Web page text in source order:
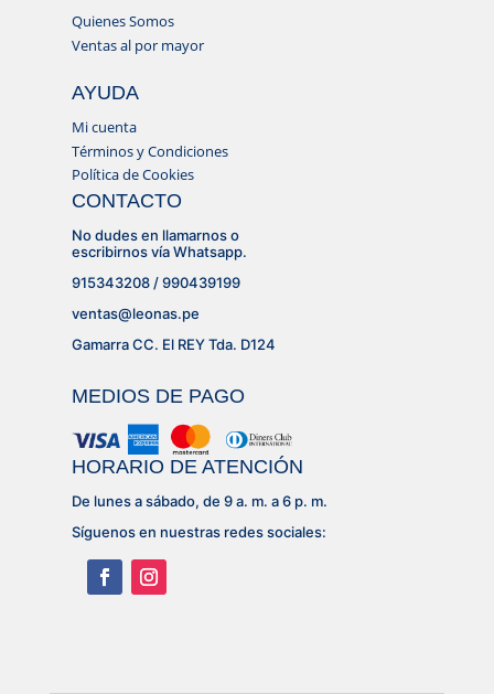
Quienes Somos
Ventas al por mayor
AYUDA
Mi cuenta
Términos y Condiciones
Política de Cookies
CONTACTO
No dudes en llamarnos o
escribirnos vía Whatsapp.
915343208 / 990439199
ventas@leonas.pe
Gamarra CC. El REY Tda. D124
MEDIOS DE PAGO
HORARIO DE ATENCIÓN
De lunes a sábado, de 9 a. m. a 6 p. m.
Síguenos en nuestras redes sociales: